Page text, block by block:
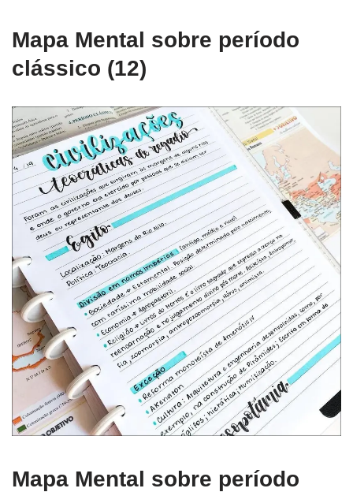
Mapa Mental sobre período
clássico (12)
Mapa Mental sobre período